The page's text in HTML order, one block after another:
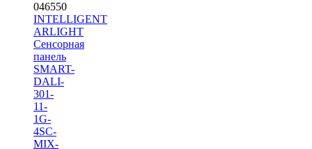
046550
INTELLIGENT
ARLIGHT
Сенсорная
панель
SMART-
DALI-
301-
11-
1G-
4SC-
MIX-